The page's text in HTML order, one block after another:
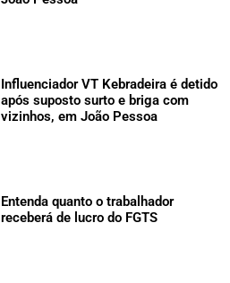
Influenciador VT Kebradeira é detido
após suposto surto e briga com
vizinhos, em João Pessoa
Entenda quanto o trabalhador
receberá de lucro do FGTS